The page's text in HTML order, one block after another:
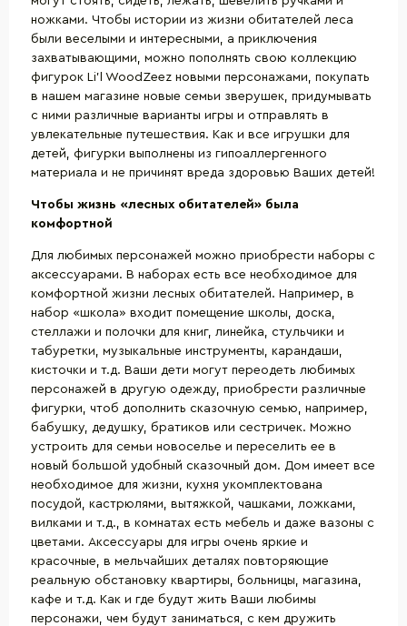
ножками. Чтобы истории из жизни обитателей леса
были веселыми и интересными, а приключения
захватывающими, можно пополнять свою коллекцию
фигурок Li’l WoodZeez новыми персонажами, покупать
в нашем магазине новые семьи зверушек, придумывать
с ними различные варианты игры и отправлять в
увлекательные путешествия. Как и все игрушки для
детей, фигурки выполнены из гипоаллергенного
материала и не причинят вреда здоровью Ваших детей!
Чтобы жизнь «лесных обитателей» была
комфортной
Для любимых персонажей можно приобрести наборы с
аксессуарами. В наборах есть все необходимое для
комфортной жизни лесных обитателей. Например, в
набор «школа» входит помещение школы, доска,
стеллажи и полочки для книг, линейка, стульчики и
табуретки, музыкальные инструменты, карандаши,
кисточки и т.д. Ваши дети могут переодеть любимых
персонажей в другую одежду, приобрести различные
фигурки, чтоб дополнить сказочную семью, например,
бабушку, дедушку, братиков или сестричек. Можно
устроить для семьи новоселье и переселить ее в
новый большой удобный сказочный дом. Дом имеет все
необходимое для жизни, кухня укомплектована
посудой, кастрюлями, вытяжкой, чашками, ложками,
вилками и т.д., в комнатах есть мебель и даже вазоны с
цветами. Аксессуары для игры очень яркие и
красочные, в мельчайших деталях повторяющие
реальную обстановку квартиры, больницы, магазина,
кафе и т.д. Как и где будут жить Ваши любимы
персонажи, чем будут заниматься, с кем дружить